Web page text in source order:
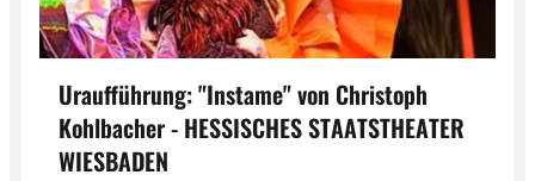
Uraufführung: "Instame" von Christoph
Kohlbacher - HESSISCHES STAATSTHEATER
WIESBADEN